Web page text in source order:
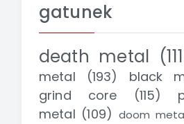
gatunek
death metal
metal
(193) black
grind core
(115)
metal (109) doom